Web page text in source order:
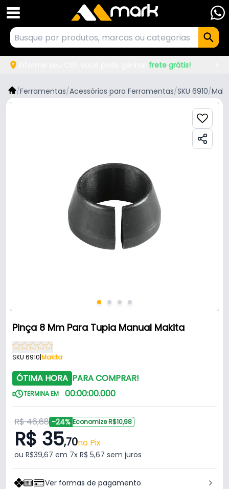
frete grátis!
/Ferramentas/Acessórios para Ferramentas/SKU 6910/
Pinça 8 Mm Para Tupia Manual Makita
SKU 6910|Makita
ÓTIMA HORA PARA COMPRAR!
TERMINA EM 00:00:00.000
R$ 46,68 -24% Economize R$10,98
R$ 35,70no Pix
ou R$39,67 em 7x R$ 5,67 sem juros
Ver formas de pagamento